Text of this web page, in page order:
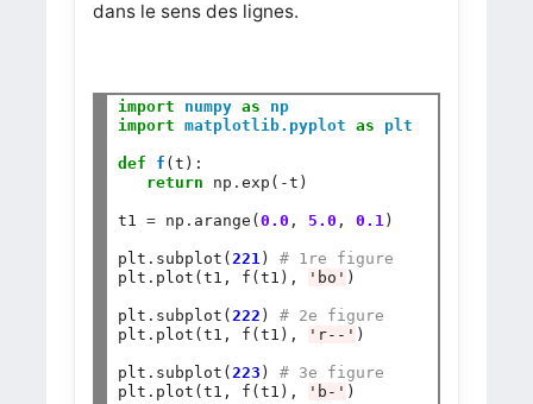
dans le sens des lignes.
import numpy as
np
import
matplotlib.pyplot as plt
def f (t):
return np .exp( -t)
t1 = np . arange(0.0 , 5.0 , 0.1 )
plt . subplot(221 ) # 1re figure
plt . plot(t1, f(t1), 'bo' )
plt . subplot(222 ) # 2e figure
plt . plot(t1, f(t1), 'r--' )
plt . subplot(223 ) # 3e figure
plt . plot(t1, f(t1), 'b-' )